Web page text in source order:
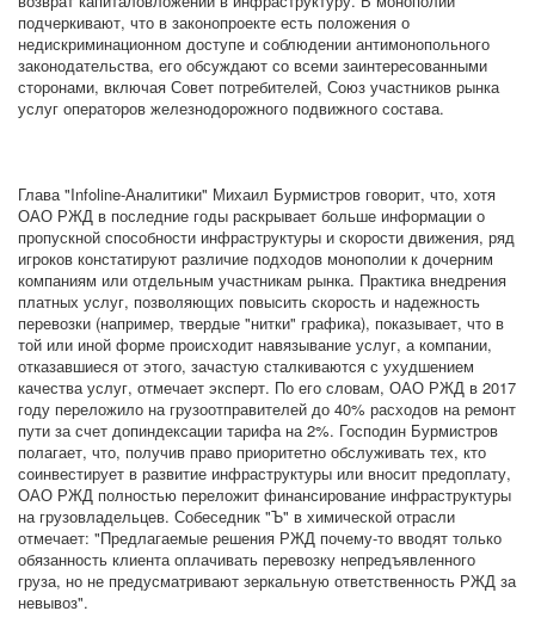
подчеркивают, что в законопроекте есть положения о
недискриминационном доступе и соблюдении антимонопольного
законодательства, его обсуждают со всеми заинтересованными
сторонами, включая Совет потребителей, Союз участников рынка
услуг операторов железнодорожного подвижного состава.
Глава "Infoline-Аналитики" Михаил Бурмистров говорит, что, хотя
ОАО РЖД в последние годы раскрывает больше информации о
пропускной способности инфраструктуры и скорости движения, ряд
игроков констатируют различие подходов монополии к дочерним
компаниям или отдельным участникам рынка. Практика внедрения
платных услуг, позволяющих повысить скорость и надежность
перевозки (например, твердые "нитки" графика), показывает, что в
той или иной форме происходит навязывание услуг, а компании,
отказавшиеся от этого, зачастую сталкиваются с ухудшением
качества услуг, отмечает эксперт. По его словам, ОАО РЖД в 2017
году переложило на грузоотправителей до 40% расходов на ремонт
пути за счет допиндексации тарифа на 2%. Господин Бурмистров
полагает, что, получив право приоритетно обслуживать тех, кто
соинвестирует в развитие инфраструктуры или вносит предоплату,
ОАО РЖД полностью переложит финансирование инфраструктуры
на грузовладельцев. Собеседник "Ъ" в химической отрасли
отмечает: "Предлагаемые решения РЖД почему-то вводят только
обязанность клиента оплачивать перевозку непредъявленного
груза, но не предусматривают зеркальную ответственность РЖД за
невывоз".